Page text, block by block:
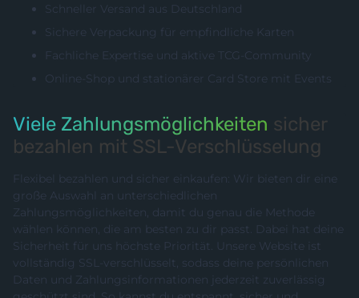
Schneller Versand aus Deutschland
Sichere Verpackung für empfindliche Karten
Fachliche Expertise und aktive TCG-Community
Online-Shop und stationärer Card Store mit Events
Viele Zahlungsmöglichkeiten sicher
bezahlen mit SSL-Verschlüsselung
Flexibel bezahlen und sicher einkaufen: Wir bieten dir eine
große Auswahl an unterschiedlichen
Zahlungsmöglichkeiten, damit du genau die Methode
wählen können, die am besten zu dir passt. Dabei hat deine
Sicherheit für uns höchste Priorität. Unsere Website ist
vollständig SSL-verschlüsselt, sodass deine persönlichen
Daten und Zahlungsinformationen jederzeit zuverlässig